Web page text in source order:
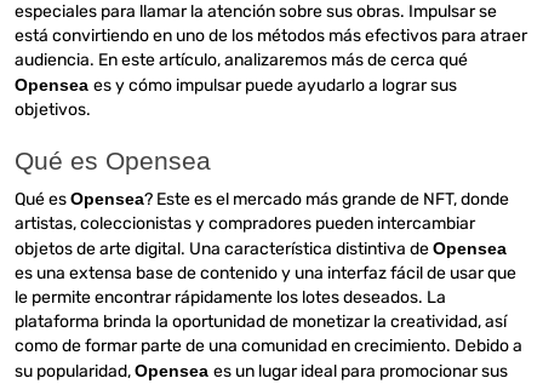
especiales para llamar la atención sobre sus obras. Impulsar se
está convirtiendo en uno de los métodos más efectivos para atraer
audiencia. En este artículo, analizaremos más de cerca qué
Opensea es y cómo impulsar puede ayudarlo a lograr sus
objetivos.
Qué es Opensea
Qué esOpensea? Este es el mercado más grande de NFT, donde
artistas, coleccionistas y compradores pueden intercambiar
objetos de arte digital. Una característica distintiva deOpensea
es una extensa base de contenido y una interfaz fácil de usar que
le permite encontrar rápidamente los lotes deseados. La
plataforma brinda la oportunidad de monetizar la creatividad, así
como de formar parte de una comunidad en crecimiento. Debido a
su popularidad,Opensea es un lugar ideal para promocionar sus